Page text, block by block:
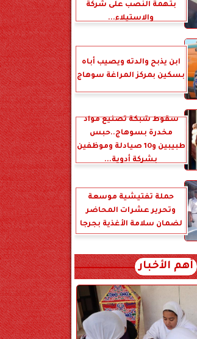
بتهمة النصب على شركة
والاستيلاء...
ابن يذبح والدته ويصيب أباه
بسكين بمركز المراغة سوهاج
سقوط شبكة تصنيع مواد
مخدرة بسوهاج..حبس
طبيبين و10 صيادلة وموظفين
بشركة أدوية...
حملة تفتيشية موسعة
وتحرير عشرات المحاضر
لضمان سلامة الأغذية بجرجا
أهم الأخبار